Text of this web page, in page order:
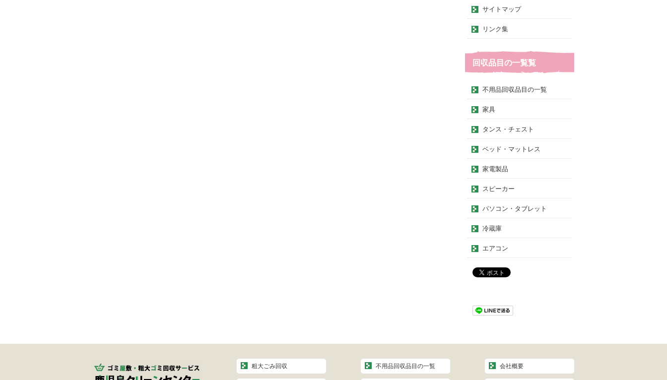
サイトマップ
リンク集
回収品目の一覧覧
不用品回収品目の一覧
家具
タンス・チェスト
ベッド・マットレス
家電製品
スピーカー
パソコン・タブレット
冷蔵庫
エアコン
粗大ごみ回収 不用品回収品目の一覧 会社概要